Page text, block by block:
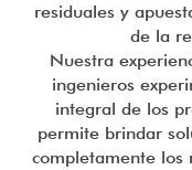
residuales y
de la
Nuestra
ingenieros
integral de los
permite brindar
completamente los